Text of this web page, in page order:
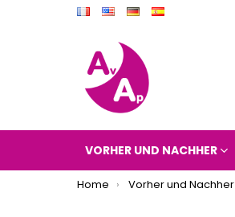
VORHER UND NACHHER
You are here:
Home Vorher und Nachher